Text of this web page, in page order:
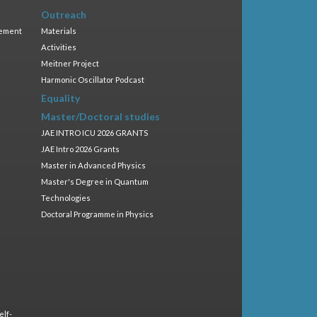
Outreach
Materials
Activities
Meitner Project
Harmonic Oscillator Podcast
Equality
Master/Doctoral studies
JAE INTRO ICU 2026 GRANTS
JAE Intro 2026 Grants
Master in Advanced Physics
Master's Degree in Quantum
Technologies
Doctoral Programme in Physics